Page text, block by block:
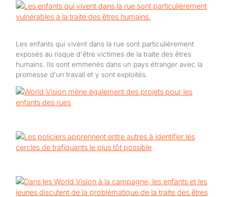
Les enfants qui vivent dans la rue sont particulièrement
exposés au risque d'être victimes de la traite des êtres
humains. Ils sont emmenés dans un pays étranger avec la
promesse d'un travail et y sont exploités.